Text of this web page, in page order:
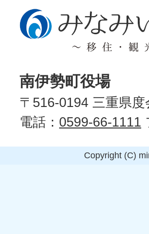
南伊勢町役場
〒516-0194 三重県
電話： 0599-66-1111
Copyright (C)